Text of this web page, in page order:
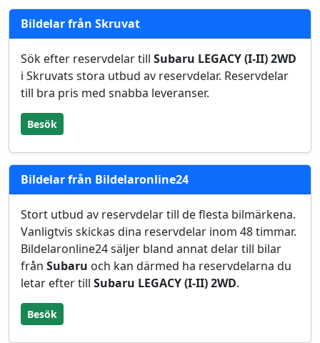
Bildelar från Skruvat
Sök efter reservdelar till Subaru LEGACY (I-II) 2WD
i Skruvats stora utbud av reservdelar. Reservdelar
till bra pris med snabba leveranser.
Besök
Bildelar från Bildelaronline24
Stort utbud av reservdelar till de flesta bilmärkena.
Vanligtvis skickas dina reservdelar inom 48 timmar.
Bildelaronline24 säljer bland annat delar till bilar
från Subaru och kan därmed ha reservdelarna du
letar efter till Subaru LEGACY (I-II) 2WD.
Besök